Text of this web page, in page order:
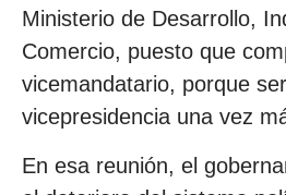
Ministerio de Desarrollo,
Comercio, puesto que
vicemandatario, porque
vicepresidencia una vez
En esa reunión, el